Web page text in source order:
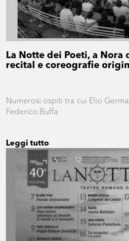
La Notte dei Poeti, a
recital e coreografie
Numerosi ospiti tra cui Elio
Federico Buffa
Leggi tutto